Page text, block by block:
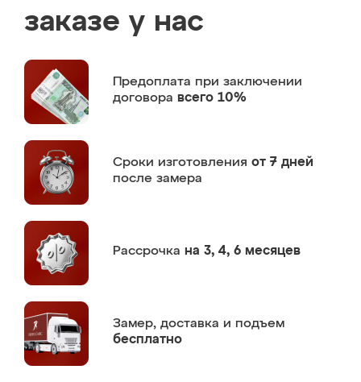
заказе у нас
Предоплата при заключении
договора всего 10%
Сроки изготовления от 7 дней
после замера
Рассрочка на 3, 4, 6 месяцев
Замер, доставка и подъем
бесплатно